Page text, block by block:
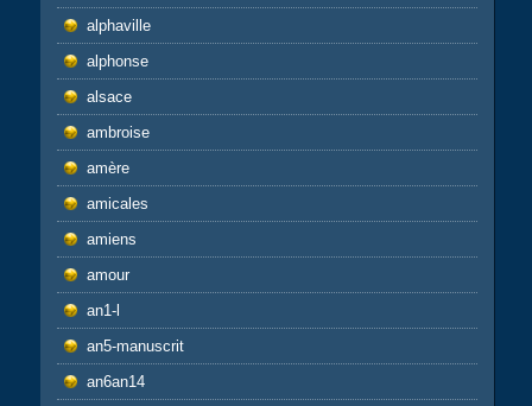
alphaville
alphonse
alsace
ambroise
amère
amicales
amiens
amour
an1-l
an5-manuscrit
an6an14